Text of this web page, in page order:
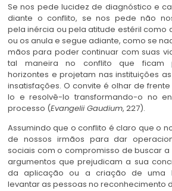
Se nos pede lucidez de diagnóstico e
diante o conflito, se nos pede não
pela inércia ou pela atitude estéril como
ou os anula e segue adiante, como se
mãos para poder continuar com suas
tal maneira no conflito que ficam
horizontes e projetam nas instituições
insatisfações. O convite é olhar de
lo e resolvê-lo transformando-o no
processo (Evangelii Gaudium, 227).
Assumindo que o conflito é claro que o
de nossos irmãos para dar
sociais com o compromisso de buscar
argumentos que prejudicam a sua
da aplicação ou a criação de uma
levantar as pessoas no reconhecimento